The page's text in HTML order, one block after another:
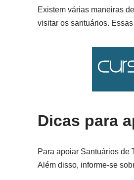
Existem várias maneiras
visitar os santuários.
Dicas para
Para apoiar Santuários de
Além disso, informe-se